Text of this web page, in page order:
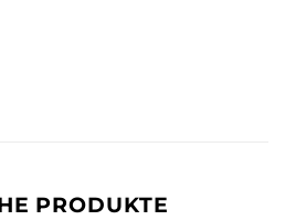
PRODUKTE